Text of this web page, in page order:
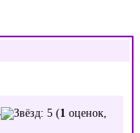
(1 оценок,